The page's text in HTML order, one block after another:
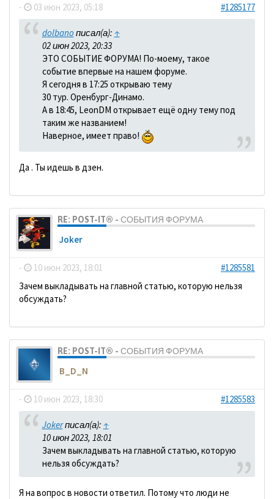
- 03 июн 2023, 05:18 #1285177
dolbano писал(а): ↑
02 июн 2023, 20:33
ЭТО СОБЫТИЕ ФОРУМА! По-моему, такое
событие впервые на нашем форуме.
Я сегодня в 17:25 открываю тему
30 тур. Оренбург-Динамо.
А в 18:45, LeonDM открывает ещё одну тему под
таким же названием!
Наверное, имеет право!
Да . Ты идешь в дзен.
RE: POST-IT® - СОБЫТИЯ ФОРУМА
Joker
- 10 июн 2023, 18:01
#1285581
Зачем выкладывать на главной статью, которую нельзя
обсуждать?
RE: POST-IT® - СОБЫТИЯ ФОРУМА
B_D_N
- 10 июн 2023, 18:30 #1285583
Jokerписал(а): ↑
10 июн 2023, 18:01
Зачем выкладывать на главной статью, которую
нельзя обсуждать?
Я на вопрос в новости ответил. Потому что люди не